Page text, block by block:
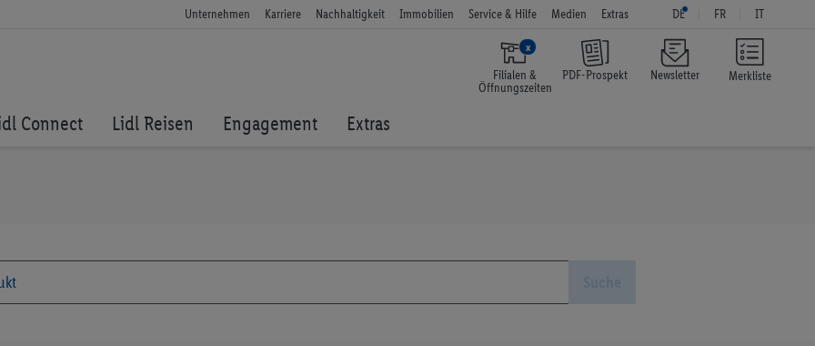
Merkliste
Unternehmen Karriere Nachhaltigkeit Immobilien Service & Hilfe Medien Extras DE FR IT
x
Filialen &
Öffnungszeiten
PDF-Prospekt Newsletter
Connect Lidl Reisen Engagement Extras